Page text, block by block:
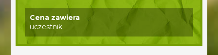
Cena zawiera
uczestnik